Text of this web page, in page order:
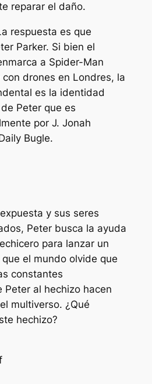
reparar el daño.
respuesta es que
Parker. Si bien el
a Spider-Man
drones en Londres, la
es la identidad
Peter que es
por J. Jonah
Bugle.
y sus seres
Peter busca la ayuda
para lanzar un
el mundo olvide que
constantes
Peter al hechizo hacen
multiverso. ¿Qué
hechizo?